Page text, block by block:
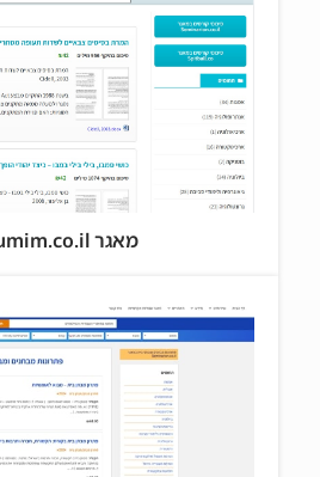
מאגר Sicumim.co.il